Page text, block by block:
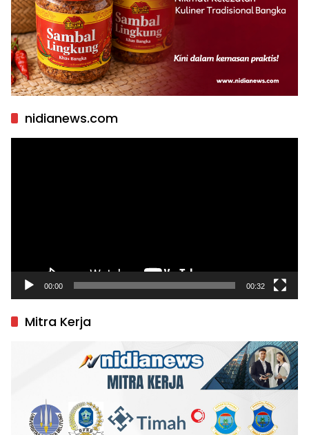
nidianews.com
00:00 00:32
Mitra Kerja